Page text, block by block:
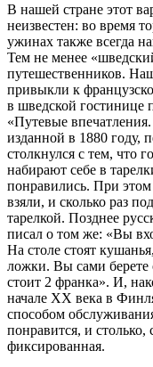
В нашей стране этот
неизвестен: во время
ужинах также всегда
Тем не менее
путешественников.
привыкли к
в шведской гостинице
«Путевые
изданной в 1880 году,
столкнулся с тем, что
набирают себе в
понравились. При
взяли, и сколько раз
тарелкой. Позднее
писал о том же: «Вы
На столе стоят
ложки. Вы сами берете
стоит 2 франка». И,
начале XX века в
способом
понравится, и
фиксированная.